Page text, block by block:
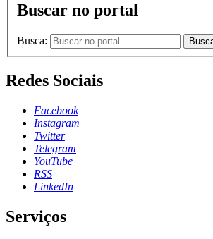
Buscar no portal
Busca:
Redes Sociais
Facebook
Instagram
Twitter
Telegram
YouTube
RSS
LinkedIn
Serviços